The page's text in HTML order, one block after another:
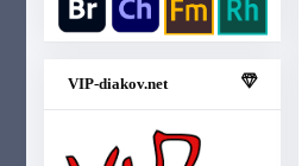
VIP-diakov.net